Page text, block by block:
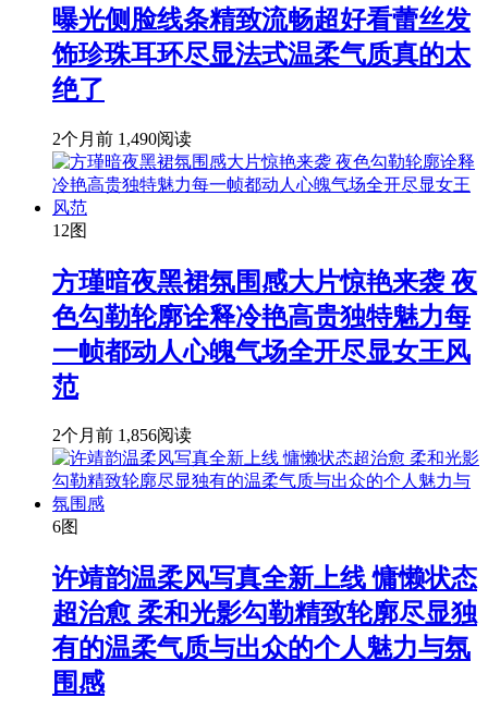
曝光侧脸线条精致流畅超好看蕾丝发
饰珍珠耳环尽显法式温柔气质真的太
绝了
2个月前 1,490阅读
12图
方瑾暗夜黑裙氛围感大片惊艳来袭 夜
色勾勒轮廓诠释冷艳高贵独特魅力每
一帧都动人心魄气场全开尽显女王风
范
2个月前 1,856阅读
6图
许靖韵温柔风写真全新上线 慵懒状态
超治愈 柔和光影勾勒精致轮廓尽显独
有的温柔气质与出众的个人魅力与氛
围感